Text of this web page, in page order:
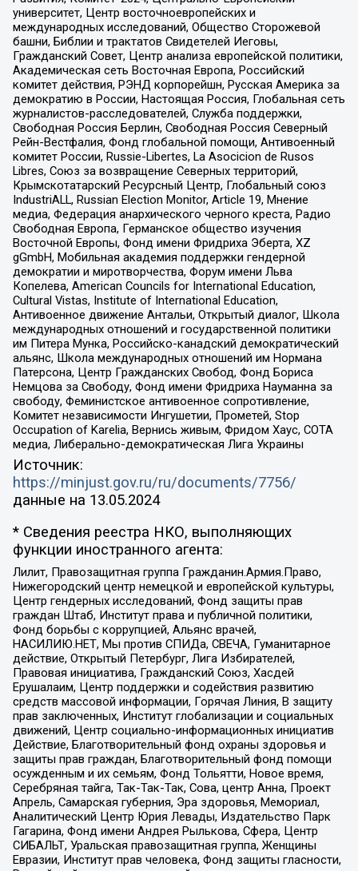
университет, Центр восточноевропейских и
международных исследований, Общество Сторожевой
башни, Библии и трактатов Свидетелей Иеговы,
Гражданский Совет, Центр анализа европейской политики,
Академическая сеть Восточная Европа, Российский
комитет действия, РЭНД корпорейшн, Русская Америка за
демократию в России, Настоящая Россия, Глобальная сеть
журналистов-расследователей, Служба поддержки,
Свободная Россия Берлин, Свободная Россия Северный
Рейн-Вестфалия, Фонд глобальной помощи, Антивоенный
комитет России, Russie-Libertes, La Asocicion de Rusos
Libres, Союз за возвращение Северных территорий,
Крымскотатарский Ресурсный Центр, Глобальный союз
IndustriALL, Russian Election Monitor, Article 19, Мнение
медиа, Федерация анархического черного креста, Радио
Свободная Европа, Германское общество изучения
Восточной Европы, Фонд имени Фридриха Эберта, XZ
gGmbH, Мобильная академия поддержки гендерной
демократии и миротворчества, Форум имени Льва
Копелева, American Councils for International Education,
Cultural Vistas, Institute of International Education,
Антивоенное движение Антальи, Открытый диалог, Школа
международных отношений и государственной политики
им Питера Мунка, Российско-канадский демократический
альянс, Школа международных отношений им Нормана
Патерсона, Центр Гражданских Свобод, Фонд Бориса
Немцова за Свободу, Фонд имени Фридриха Науманна за
свободу, Феминистское антивоенное сопротивление,
Комитет независимости Ингушетии, Прометей, Stop
Occupation of Karelia, Вернись живым, Фридом Хаус, СОТА
медиа, Либерально-демократическая Лига Украины
Источник:
https://minjust.gov.ru/ru/documents/7756/
данные на 13.05.2024
* Сведения реестра НКО, выполняющих
функции иностранного агента:
Лилит, Правозащитная группа Гражданин.Армия.Право,
Нижегородский центр немецкой и европейской культуры,
Центр гендерных исследований, Фонд защиты прав
граждан Штаб, Институт права и публичной политики,
Фонд борьбы с коррупцией, Альянс врачей,
НАСИЛИЮ.НЕТ, Мы против СПИДа, СВЕЧА, Гуманитарное
действие, Открытый Петербург, Лига Избирателей,
Правовая инициатива, Гражданский Союз, Хасдей
Ерушалаим, Центр поддержки и содействия развитию
средств массовой информации, Горячая Линия, В защиту
прав заключенных, Институт глобализации и социальных
движений, Центр социально-информационных инициатив
Действие, Благотворительный фонд охраны здоровья и
защиты прав граждан, Благотворительный фонд помощи
осужденным и их семьям, Фонд Тольятти, Новое время,
Серебряная тайга, Так-Так-Так, Сова, центр Анна, Проект
Апрель, Самарская губерния, Эра здоровья, Мемориал,
Аналитический Центр Юрия Левады, Издательство Парк
Гагарина, Фонд имени Андрея Рылькова, Сфера, Центр
СИБАЛЬТ, Уральская правозащитная группа, Женщины
Евразии, Институт прав человека, Фонд защиты гласности,